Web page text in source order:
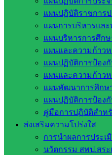
แผนปฏิบัติราชการป
แผนการบริหารแล
แผนบริหารการศึก
แผนและความก้าว
แผนปฏิบัติการป้อง
แผนและความก้าว
แผนพัฒนาการศึกษ
แผนปฏิบัติการป้อง
คู่มือการปฏิบัติสำห
ส่งเสริมความโปร่งใส
การนำผลการประเ
นวัตกรรม สพป.สระ